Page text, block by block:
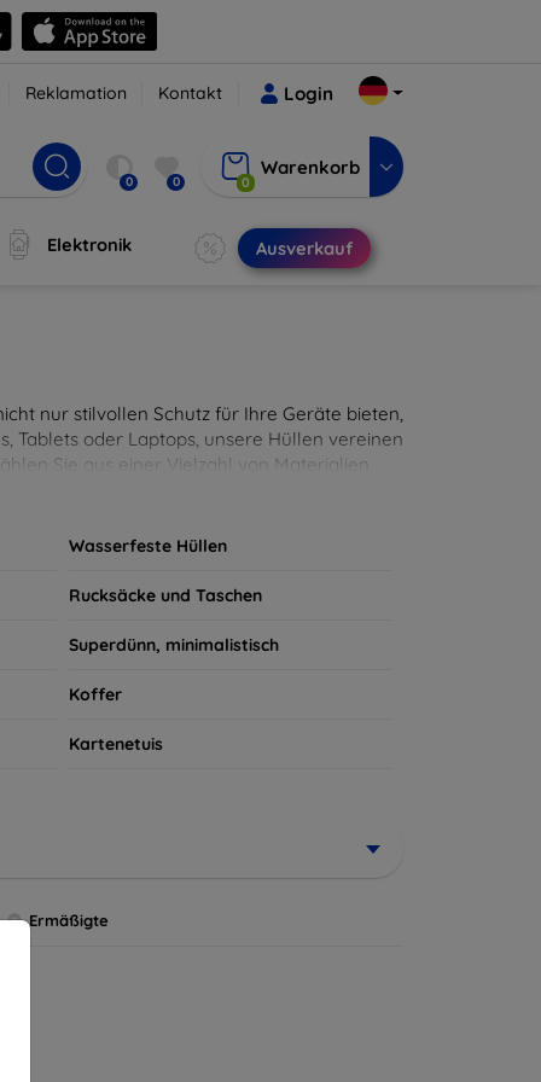
Reklamation Kontakt Login
0 0 0
Warenkorb
Elektronik Ausverkauf
nur stilvollen Schutz für Ihre Geräte bieten,
Tablets oder Laptops, unsere Hüllen vereinen
Sie aus einer Vielzahl von Materialien
Wasserfeste Hüllen
Rucksäcke und Taschen
Superdünn, minimalistisch
Koffer
Kartenetuis
Ermäßigte